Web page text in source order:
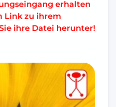
erhalten
Link zu ihrem
ihre Datei herunter!